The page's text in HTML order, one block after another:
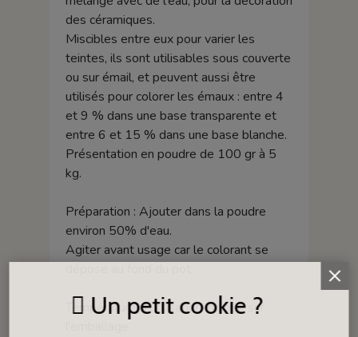
des céramiques.
Miscibles entre eux pour varier les
teintes, ils sont utilisables sous couverte
ou sur émail, et peuvent aussi être
utilisés pour colorer les émaux : entre 4
et 9 % dans une base transparente et
entre 6 et 15 % dans une base blanche.
Présentation en poudre de 100 gr à 5
kg.
Préparation : Ajouter dans la poudre
environ 50% d'eau.
Agiter avant usage car le colorant se
Température d'utilisation indiqué sur
Un petit cookie ?